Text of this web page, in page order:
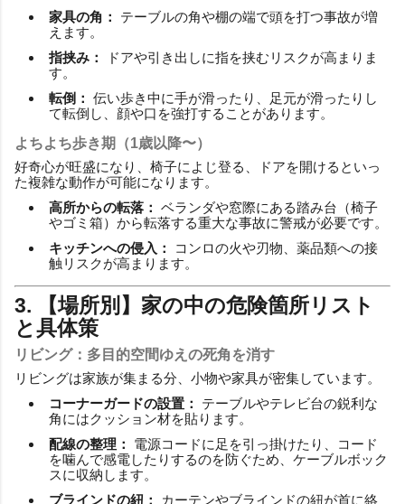
家具の角：
テーブルの角や棚の端で頭を打つ事故が増
えます。
指挟み：
ドアや引き出しに指を挟むリスクが高まりま
す。
転倒： 伝い歩き中に手が滑ったり、足元が滑ったりし
て転倒し、顔や口を強打することがあります。
よちよち歩き期（1歳以降〜）
好奇心が旺盛になり、椅子によじ登る、ドアを開けるといっ
た複雑な動作が可能になります。
高所からの転落： ベランダや窓際にある踏み台（椅子
やゴミ箱）から転落する重大な事故に警戒が必要です。
キッチンへの侵入：
コンロの火や刃物、薬品類への接
触リスクが高まります。
3. 【場所別】家の中の危険箇所リスト
と具体策
リビング：多目的空間ゆえの死角を消す
リビングは家族が集まる分、小物や家具が密集しています。
コーナーガードの設置：
テーブルやテレビ台の鋭利な
角にはクッション材を貼ります。
配線の整理：
電源コードに足を引っ掛けたり、コード
を噛んで感電したりするのを防ぐため、ケーブルボック
スに収納します。
ブラインドの紐：
カーテンやブラインドの紐が首に絡